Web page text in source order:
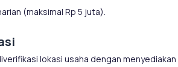
(maksimal Rp 5 juta).
lokasi usaha dengan menyediakan